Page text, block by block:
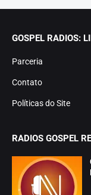
GOSPEL RADIOS:
Parceria
Contato
Políticas do Site
RADIOS GOSPEL